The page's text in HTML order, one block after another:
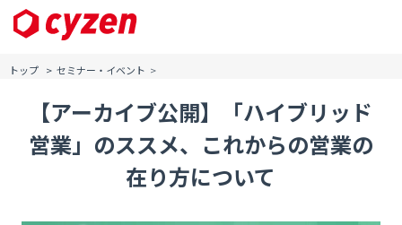
トップ セミナー・イベント
セミナーアーカイブ
【アーカイブ公開】「ハイブリッド
営業」のススメ、これからの営業の
在り方について